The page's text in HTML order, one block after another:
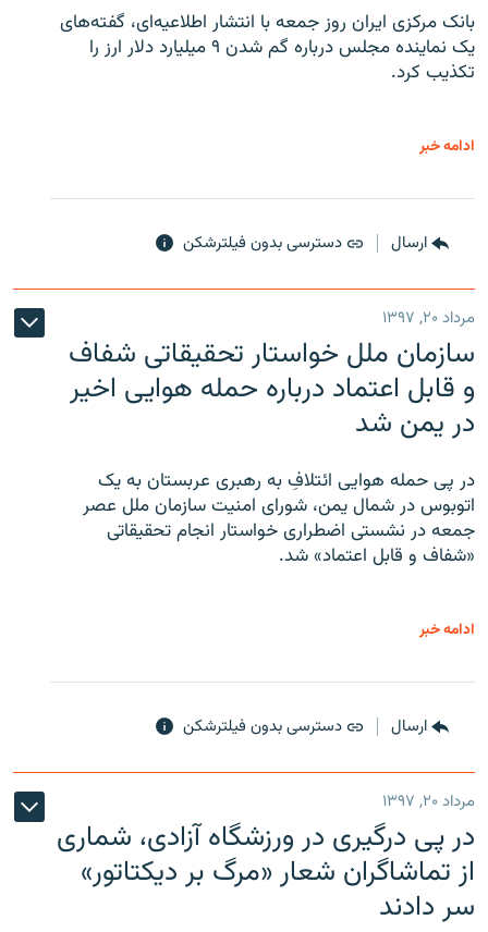
بانک مرکزی ایران روز جمعه با انتشار اطلاعیه‌ای، گفته‌های
یک نماینده مجلس درباره گم شدن ۹ میلیارد دلار ارز را
تکذیب کرد.
ادامه خبر
ارسال دسترسی بدون فیلترشکن
مرداد ۲۰, ۱۳۹۷
سازمان ملل خواستار تحقیقاتی شفاف
و قابل اعتماد درباره حمله هوایی اخیر
در یمن شد
در پی حمله هوایی ائتلافِ به رهبری عربستان به یک
اتوبوس در شمال یمن، شورای امنیت سازمان ملل عصر
جمعه در نشستی اضطراری خواستار انجام تحقیقاتی
«شفاف و قابل اعتماد» شد.
ادامه خبر
ارسال دسترسی بدون فیلترشکن
مرداد ۲۰, ۱۳۹۷
در پی درگیری در ورزشگاه آزادی، شماری
از تماشاگران شعار «مرگ بر دیکتاتور»
سر دادند